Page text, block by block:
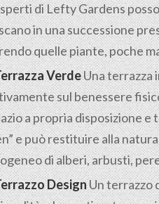
di Lefty Gardens
in una successione
quelle piante, poche
VerdeUna terrazza
sul benessere
a propria disposizione
e può restituire alla
di alberi, arbusti,
DesignUn terrazzo